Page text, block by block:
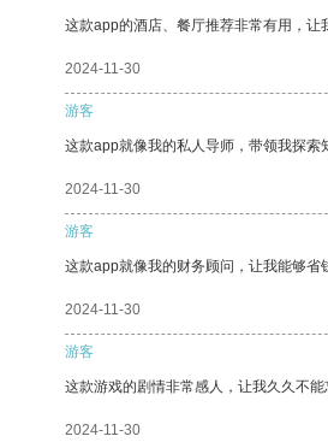
这款app的酒店、餐厅推荐非常有用，让
2024-11-30
游客
这款app就像我的私人导师，带领我探索
2024-11-30
游客
这款app就像我的财务顾问，让我能够省
2024-11-30
游客
这款游戏的剧情非常感人，让我久久不能
2024-11-30